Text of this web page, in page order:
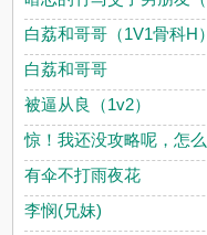
白荔和哥哥（1V1骨科H）
白荔和哥哥
被逼从良（1v2）
惊！我还没攻略呢，怎
有伞不打雨夜花
李悯(兄妹)